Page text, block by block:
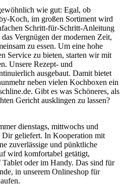
wie gut: Egal, ob
Koch, im großen Sortiment wird
Schritt-für-Schritt-Anleitung
Vergnügen der modernen Zeit,
zu essen. Um eine hohe
Service zu bieten, starten wir mit
Unsere Rezept- und
ausgebaut. Damit bietet
neben vielen Kochboxen ein
Gibt es was Schöneres, als
Gericht ausklingen zu lassen?
dienstags, mittwochs und
Dir geliefert. In Kooperation mit
zuverlässige und pünktliche
wird komfortabel getätigt,
oder im Handy. Das sind für
in unserem Onlineshop für